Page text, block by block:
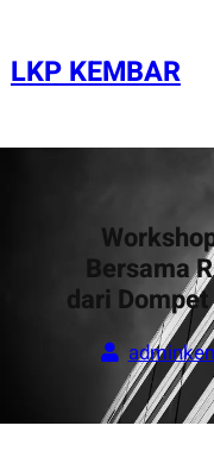
content
LKP KEMBAR
Bersama
dari